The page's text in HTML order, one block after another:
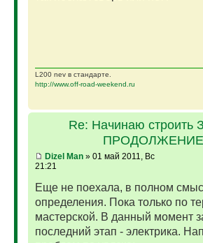
L200 nev в стандарте.
http://www.off-road-weekend.ru
Re: Начинаю строить
ПРОДОЛЖЕНИЕ
Dizel Man» 01 май 2011, Вс
21:21
Еще не поехала, в полном
определения. Пока только по
мастерской. В данный момент
последний этап - электрика.